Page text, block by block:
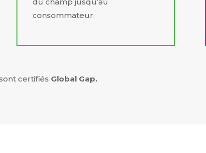
consommateur.
certifiés Global Gap.